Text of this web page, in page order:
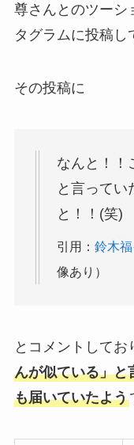
尊さんとのツーシ
タグラムに投稿し
その投稿に
なんと！！
と言ってい
と！！(笑)
引用： 鈴木
像あり）
とコメントしてお
んが似ている」と
も届いていたよう